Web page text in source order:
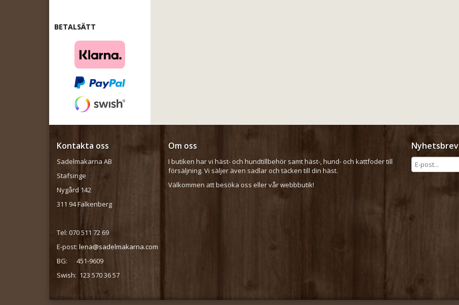
BETALSÄTT
Kontakta oss
Sadelmakarna AB
Stafsinge
Nygård 142
311 94 Falkenberg
Tel: 070 511 72 69
E-post: lena@sadelmakarna.com
BG: 451-9609
Swish: 123 570 36 57
Nyhetsbrev
Om oss
I butiken har vi häst- och hundtillbehör samt häst-, hund- och kattfoder till
försäljning. Vi säljer även sadlar och täcken till din häst.
Välkommen att besöka oss eller vår webbbutik!